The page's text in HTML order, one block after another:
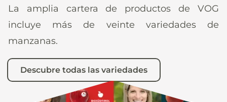
La amplia cartera de productos de VOG
incluye más de veinte variedades de
manzanas.
Descubre todas las variedades